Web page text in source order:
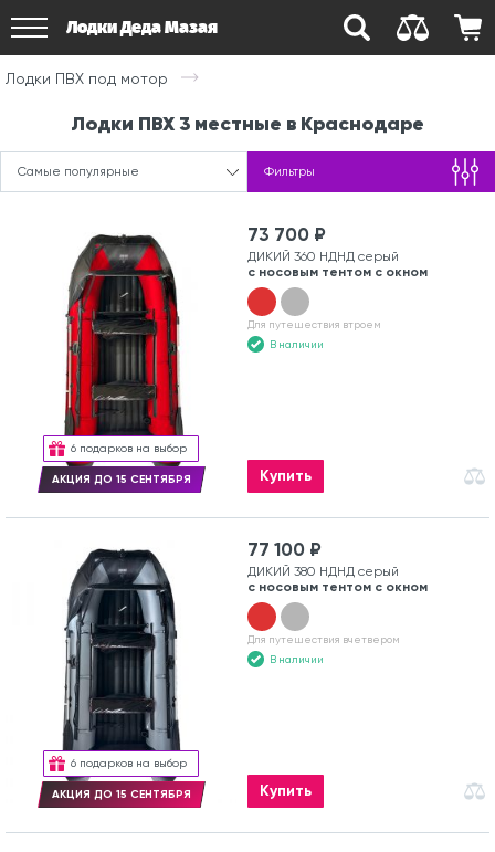
Лодки Деда Мазая
Лодки ПВХ под мотор
Лодки ПВХ 3 местные в Краснодаре
Самые популярные Фильтры
6 подарков на выбор
АКЦИЯ ДО 15 СЕНТЯБРЯ
73 700 ₽
ДИКИЙ 360 НДНД серый
с носовым тентом с окном
Для путешествия втроем
В наличии
Купить
6 подарков на выбор
АКЦИЯ ДО 15 СЕНТЯБРЯ
77 100 ₽
ДИКИЙ 380 НДНД серый
с носовым тентом с окном
Для путешествия вчетвером
В наличии
Купить